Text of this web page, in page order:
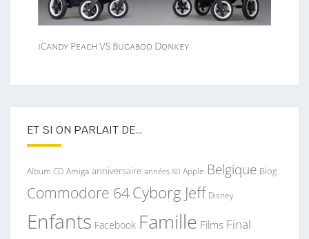
iCandy Peach VS Bugaboo Donkey
ET SI ON PARLAIT DE…
Album CD Amiga anniversaire années 80 Apple Belgique Blog
Commodore 64Cyborg Jeff Disney
Enfants Facebook Famille Films Final